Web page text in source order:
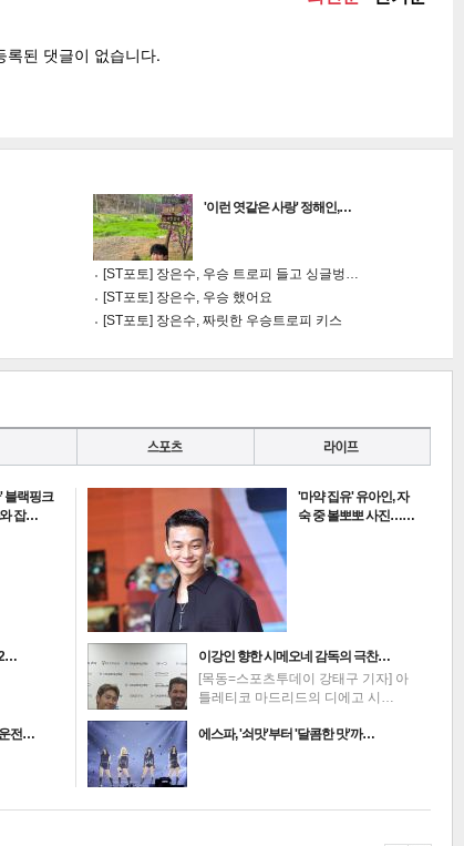
'이런 엿같은 사랑' 정해인,…
[ST포토] 장은수, 우승 트로피 들고 싱글벙…
[ST포토] 장은수, 우승 했어요
[ST포토] 장은수, 짜릿한 우승트로피 키스
블랙핑크
잡…
전…
'마약 집유' 유아인, 자
숙 중 볼뽀뽀 사진……
이강인 향한 시메오네 감독의 극찬…
[목동=스포츠투데이 강태구 기자] 아
틀레티코 마드리드의 디에고 시…
에스파, '쇠맛'부터 '달콤한 맛'까…